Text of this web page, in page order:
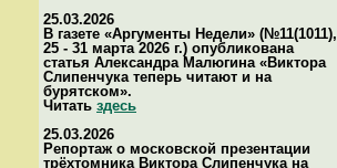
25.03.2026
В газете «Аргументы Недели» (№11(1011),
25 - 31 марта 2026 г.) опубликована
статья Александра Малюгина «Виктора
Слипенчука теперь читают и на
бурятском».
Читать здесь
25.03.2026
Репортаж о московской презентации
трёхтомника Виктора Слипенчука на